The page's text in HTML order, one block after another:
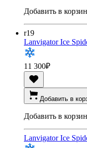
Добавить в
r19
Lanvigator Ice
11 300₽
Добавить в
Добавить в
Lanvigator Ice